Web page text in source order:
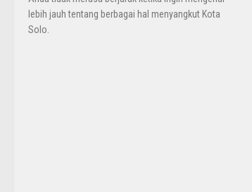
lebih jauh tentang berbagai hal menyangkut Kota
Solo.